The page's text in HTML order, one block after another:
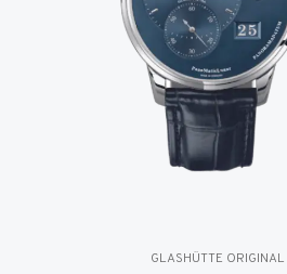
GLASHÜTTE ORIGINAL